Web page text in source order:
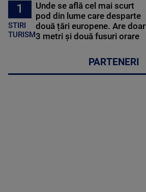
1
STIRI
TURISM
Unde se află cel mai scurt
pod din lume care desparte
două țări europene. Are doar
3 metri și două fusuri orare
PARTENERI